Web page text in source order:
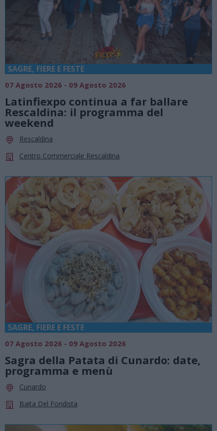
SAGRE, FIERE E FESTE
07 Agosto 2026 - 09 Agosto 2026
Latinfiexpo continua a far ballare
Rescaldina: il programma del
weekend
Rescaldina
Centro Commerciale Rescaldina
SAGRE, FIERE E FESTE
07 Agosto 2026 - 09 Agosto 2026
Sagra della Patata di Cunardo: date,
programma e menù
Cunardo
Baita Del Fondista